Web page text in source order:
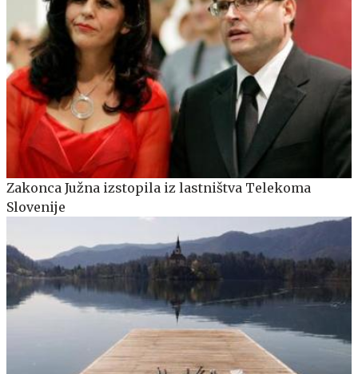
Zakonca Južna izstopila iz lastništva Telekoma
Slovenije